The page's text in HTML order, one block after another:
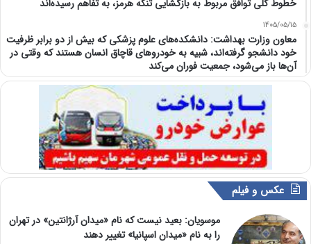
خطوط کلی توافق مربوط به بازگشایی تنگه هرمز، به تفاهم رسیده‌اند
1405/05/15
معاون وزارت بهداشت: دانشکده‌های علوم پزشکی که بیش از دو برابر ظرفیت
خود دانشجو گرفته‌اند، شبیه به خودرو‌های قاچاق انسان هستند که وقتی در
آن‌ها باز می‌شود، جمعیت فوران می‌کند
عکس و فیلم
موسویان: بعید نیست که نام «میدان آرژانتین» در تهران
را به نام «میدان اسپانیا» تغییر دهند